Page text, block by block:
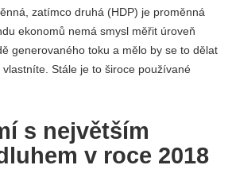
zatímco druhá (HDP) je proměnná
ekonomů nemá smysl měřit úroveň
generovaného toku a mělo by se to dělat
Stále je to široce používané
s největším
v roce 2018